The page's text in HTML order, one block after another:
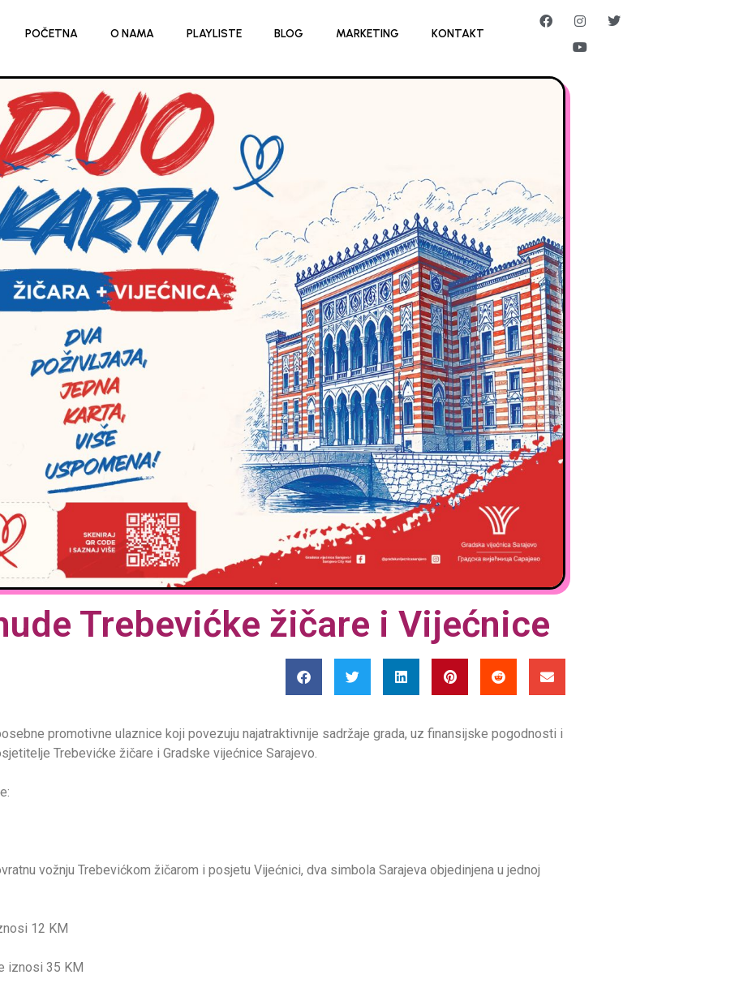
POČETNA O NAMA PLAYLISTE BLOG MARKETING KONTAKT
Trebevićke žičare i Vijećnice
promotivne ulaznice koji povezuju najatraktivnije sadržaje grada, uz finansijske pogodnosti i
Trebevićke žičare i Gradske vijećnice Sarajevo.
vožnju Trebevićkom žičarom i posjetu Vijećnici, dva simbola Sarajeva objedinjena u jednoj
12 KM
iznosi 35 KM